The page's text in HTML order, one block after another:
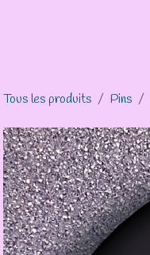
Tous les produits Pins